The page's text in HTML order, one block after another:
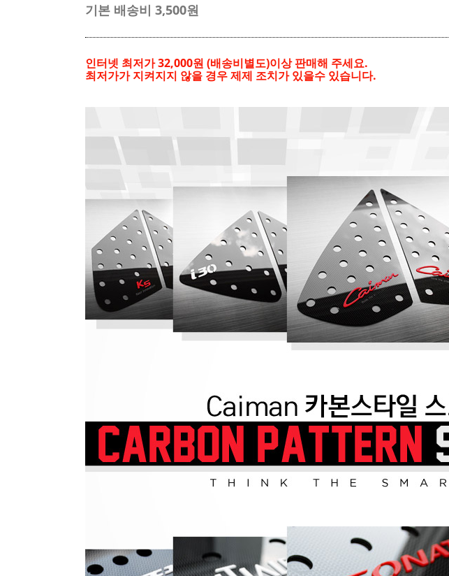
기본 배송비 3,500원
인터넷 최저가 32,000원 (배송비별도)이상 판매해 주세요.
최저가가 지켜지지 않을 경우 제제 조치가 있을수 있습니다.